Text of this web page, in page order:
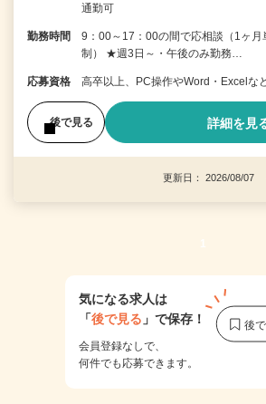
通勤可
勤務時間
9：00～17：00の間で応相談（1ヶ月
制） ★週3日～・午後のみ勤務…
応募資格 高卒以上、PC操作やWord・Excelな
後で見る 詳細を見
更新日： 2026/08/07
1
気になる求人は
「後で見る 」で保存！
会員登録なしで、
何件でも応募できます。